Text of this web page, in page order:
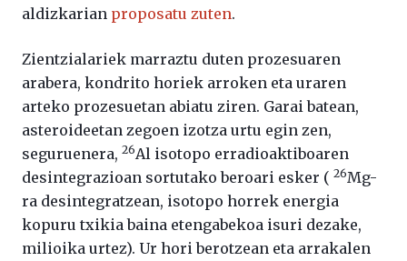
aldizkarian proposatu zuten.
Zientzialariek marraztu duten prozesuaren
arabera, kondrito horiek arroken eta uraren
arteko prozesuetan abiatu ziren. Garai batean,
asteroideetan zegoen izotza urtu egin zen,
seguruenera, 26Al isotopo erradioaktiboaren
desintegrazioan sortutako beroari esker ( 26Mg-
ra desintegratzean, isotopo horrek energia
kopuru txikia baina etengabekoa isuri dezake,
milioika urtez). Ur hori berotzean eta arrakalen